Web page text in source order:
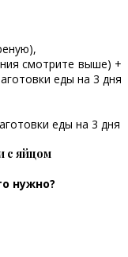
смотрите выше) +
с яйцом
нужно?